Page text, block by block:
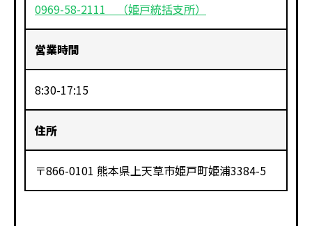
0969-58-2111 （姫戸統括支所）
営業時間
8:30-17:15
住所
〒866-0101 熊本県上天草市姫戸町姫浦3384-5